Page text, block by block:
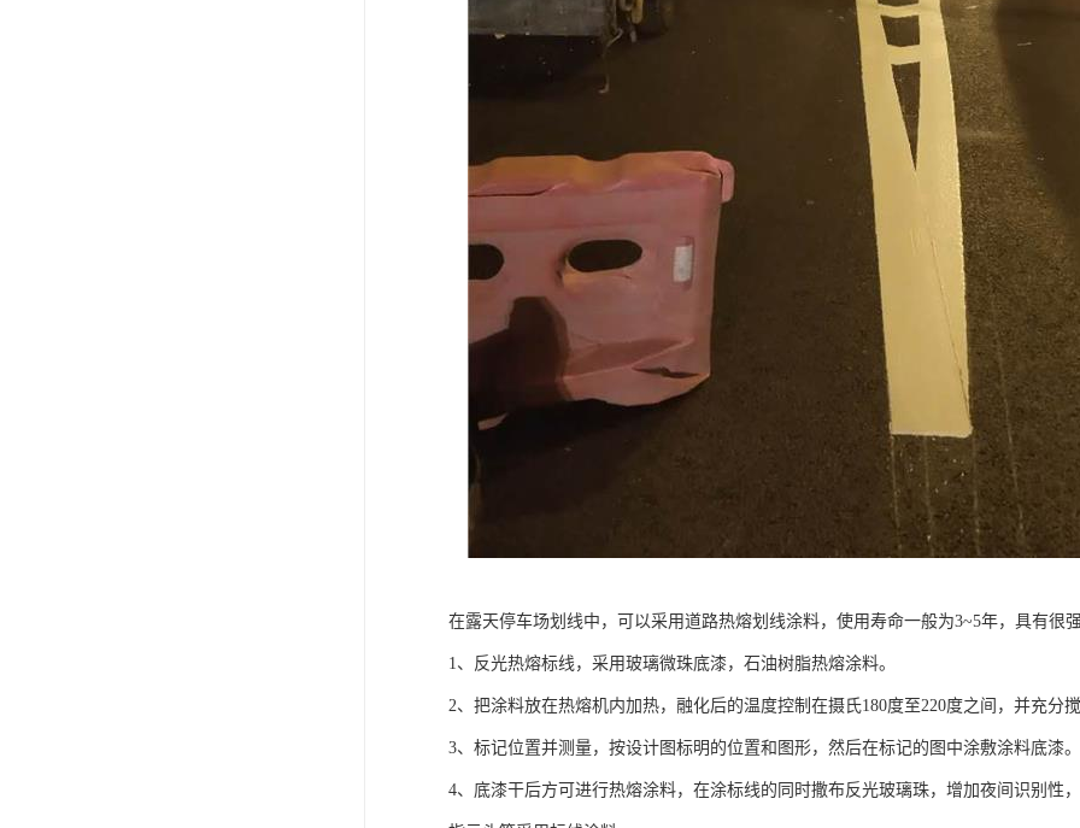
在露天停车场划线中，可以采用道路热熔划线涂料，使用寿命一般为3~5年，具有很
1、反光热熔标线，采用玻璃微珠底漆，石油树脂热熔涂料。
2、把涂料放在热熔机内加热，融化后的温度控制在摄氏180度至220度之间，并充分
3、标记位置并测量，按设计图标明的位置和图形，然后在标记的图中涂敷涂料底漆。
4、底漆干后方可进行热熔涂料，在涂标线的同时撒布反光玻璃珠，增加夜间识别性